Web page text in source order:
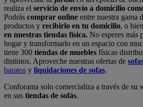
realiza el servicio de envío a domicilio
Podrás comprar online entre nuestra gama
productos y recibirlo en tu domicilio, o
en nuestras tiendas física. No esperes más
hogar y transformarlo en un espacio con
tiene 300 tiendas de muebles físicas
distintos. Aproveche nuestras ofertas de
baratos y liquidaciones de sofas.
Conforama solo comercializa a través de su
en sus tiendas de sofás.